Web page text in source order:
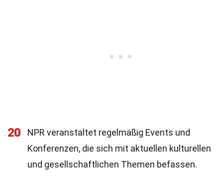
20
NPR veranstaltet regelmäßig Events und
Konferenzen, die sich mit aktuellen kulturellen
und gesellschaftlichen Themen befassen.